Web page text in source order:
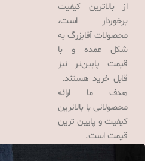
از بالاترین کیفیت
برخوردار است،
محصولات آقابزرگ به
شکل عمده و با
قیمت پایین‌تر نیز
قابل خرید هستند.
هدف ما ارائه
محصولاتی با بالاترین
کیفیت و پایین ترین
قیمت است.